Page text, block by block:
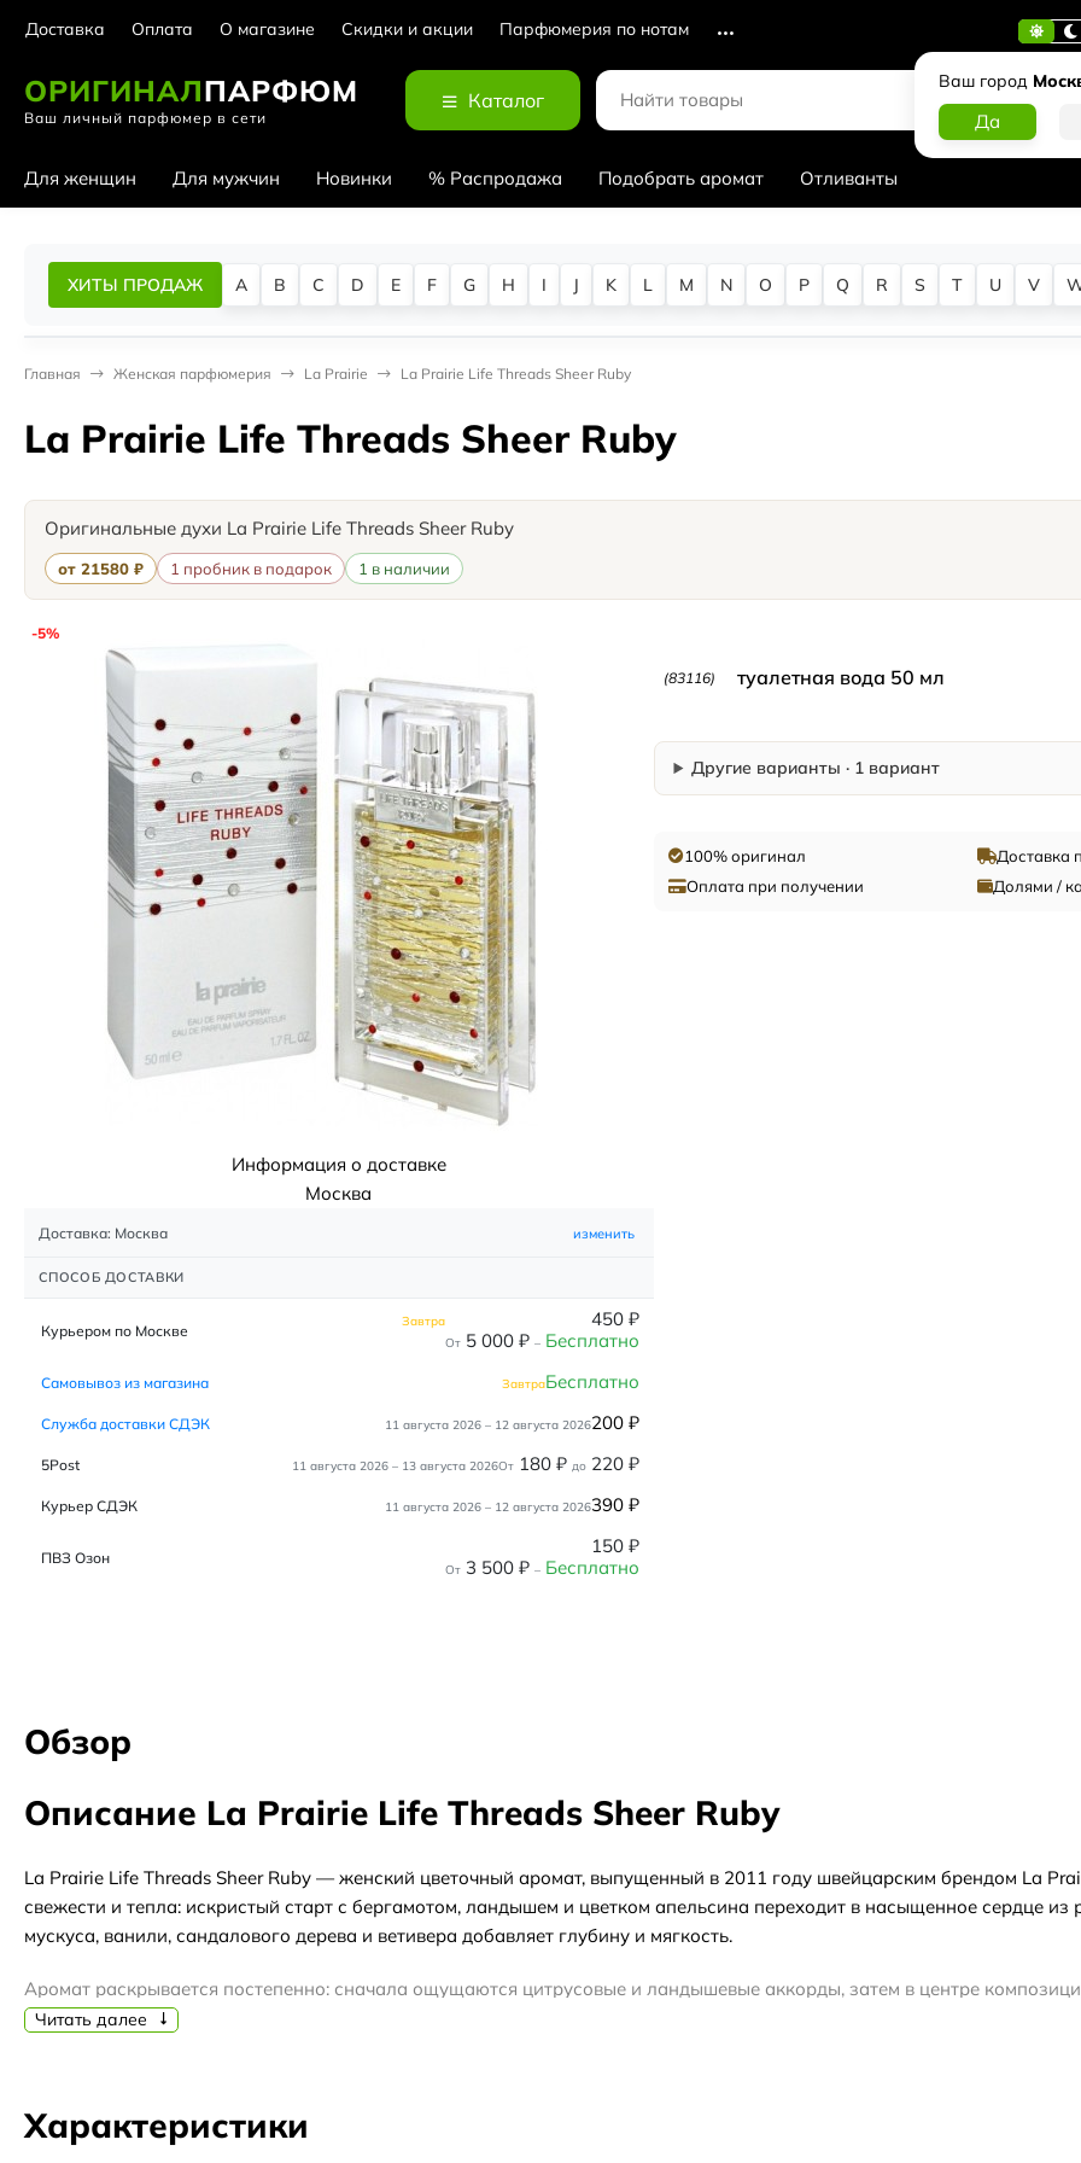
Доставка Оплата О магазине Скидки и акции Парфюмерия по нотам
Ваш город
ОРИГИНАЛПАРФЮМ
Ваш личный парфюмер в сети
Каталог
Для женщин Для мужчин Новинки % Распродажа Подобрать аромат Отливанты
ХИТЫ ПРОДАЖ A B C D E F G H I J K L M N O P Q R S T U V
Главная Женская парфюмерия La Prairie La Prairie Life Threads Sheer Ruby
La Prairie Life Threads Sheer Ruby
Оригинальные духи La Prairie Life Threads Sheer Ruby
от 21580 ₽ 1 пробник в подарок 1 в наличии
-5%
(83116) туалетная вода 50 мл
Другие варианты · 1 вариант
100% оригинал
Доставка
Оплата при получении
Долями /
Информация о доставке
Москва
Доставка: Москва изменить
СПОСОБ ДОСТАВКИ
Курьером по Москве Завтра 450 ₽
От 5 000 ₽ – Бесплатно
Самовывоз из магазина ЗавтраБесплатно
Служба доставки СДЭК 11 августа 2026 – 12 августа 2026200 ₽
5Post 11 августа 2026 – 13 августа 2026От 180 ₽ до 220 ₽
Курьер СДЭК 11 августа 2026 – 12 августа 2026390 ₽
ПВЗ Озон 150 ₽
От 3 500 ₽ – Бесплатно
Обзор
Описание La Prairie Life Threads Sheer Ruby
La Prairie Life Threads Sheer Ruby — женский цветочный аромат, выпущенный в 2011 году швейцарским брендом La
свежести и тепла: искристый старт с бергамотом, ландышем и цветком апельсина переходит в насыщенное сердце
мускуса, ванили, сандалового дерева и ветивера добавляет глубину и мягкость.
Аромат раскрывается постепенно: сначала ощущаются цитрусовые и ландышевые аккорды, затем в центре
пряным шафраном. В шлейфе остаются теплые древесно-мускусные ноты с легкой сладостью ванили. Благодаря
оценить аромат в деле перед покупкой полного флакона, тестер — более экономичный вариант полноразмерного
Читать далее
Характеристики